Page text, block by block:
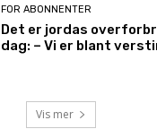
FOR ABONNENTER
Det er jordas
dag: – Vi er blant
Vis mer